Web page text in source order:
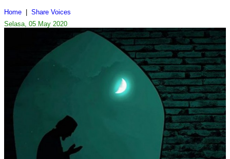
Home
Share Voices
Selasa, 05 May 2020